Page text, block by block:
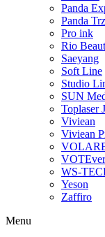
Panda
Panda
Pro ink
Rio
Saeyang
Soft Line
Studio
SUN
Toplaser
Viviean
Viviean
VOTEver
WS-
Yeson
Zaffiro
Menu